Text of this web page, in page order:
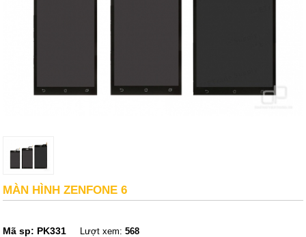
MÀN HÌNH ZENFONE 6
Mã sp: PK331 Lượt xem:568